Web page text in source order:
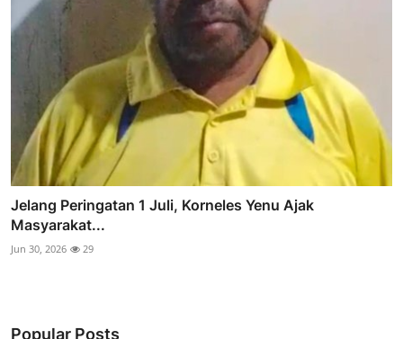
Jelang Peringatan 1 Juli, Korneles Yenu Ajak
Masyarakat...
Jun 30, 2026 29
Popular Posts